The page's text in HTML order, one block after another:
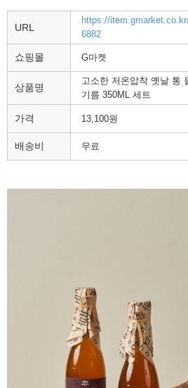
URL
https://
6882
쇼핑몰 G마켓
상품명
고소한 저온압착 옛날 통
기름 350ML 세트
가격 13,100원
배송비 무료